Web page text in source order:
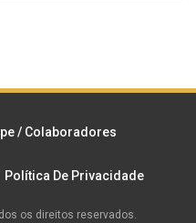
/ Colaboradores
Política De Privacidade
os direitos reservados.